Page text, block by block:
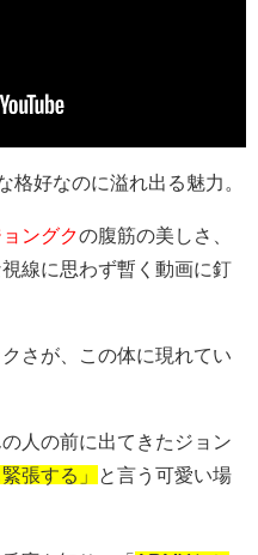
格好なのに溢れ出る魅力。
ョングクの腹筋の美しさ、
線に思わず暫く動画に釘
さが、この体に現れてい
人の前に出てきたジョン
張する」
と言う可愛い場